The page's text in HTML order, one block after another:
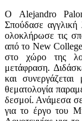
O Alejandro
Σπούδασε αγγλική
ολοκλήρωσε τις
από το New
στο χώρο της
μετάφραση.
και
θεματολογία
δεσμοί. Ανάμεσα
για το έργο του